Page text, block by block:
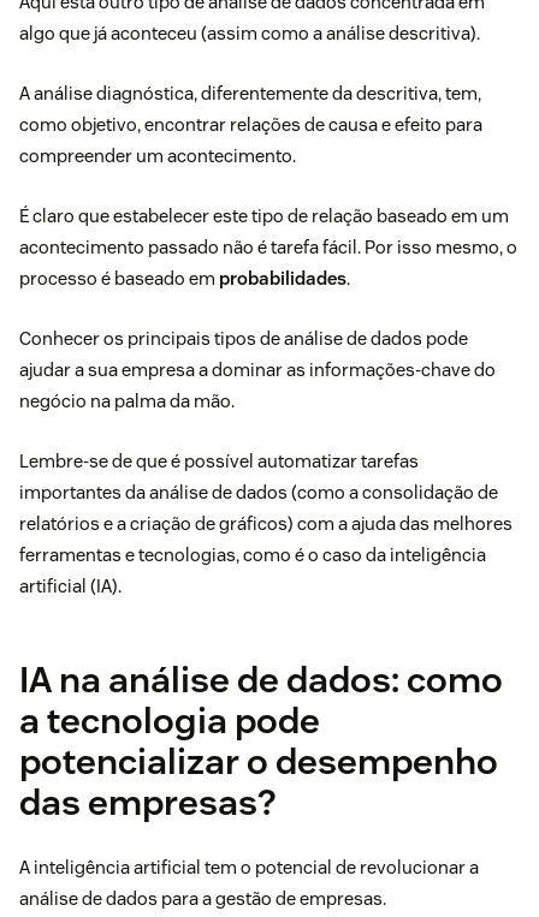
algo que já aconteceu (assim como a análise descritiva).
A análise diagnóstica, diferentemente da descritiva, tem,
como objetivo, encontrar relações de causa e efeito para
compreender um acontecimento.
É claro que estabelecer este tipo de relação baseado em um
acontecimento passado não é tarefa fácil. Por isso mesmo, o
processo é baseado em probabilidades.
Conhecer os principais tipos de análise de dados pode
ajudar a sua empresa a dominar as informações-chave do
negócio na palma da mão.
Lembre-se de que é possível automatizar tarefas
importantes da análise de dados (como a consolidação de
relatórios e a criação de gráficos) com a ajuda das melhores
ferramentas e tecnologias, como é o caso da inteligência
artificial (IA).
IA na análise de dados: como
a tecnologia pode
potencializar o desempenho
das empresas?
A inteligência artificial tem o potencial de revolucionar a
análise de dados para a gestão de empresas.